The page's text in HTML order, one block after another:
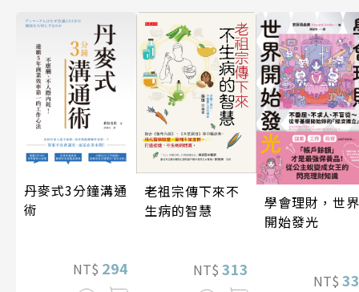
丹麥式3分鐘溝通
術
NT$ 294
老祖宗傳下來不
生病的智慧
NT$ 313
學會理財，世界
開始發光
NT$